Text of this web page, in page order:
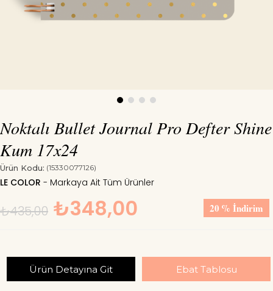
Noktalı Bullet Journal Pro Defter Shine
Kum 17x24
Ürün Kodu: (15330077126)
LE COLOR
%
20 İndirim
₺435,00 ₺348,00
Ürün Detayına Git Ebat Tablosu